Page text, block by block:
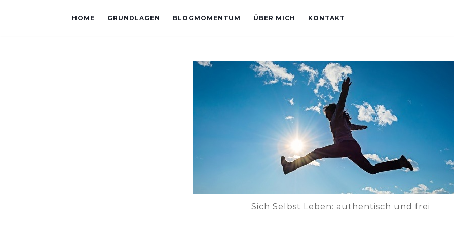
HOME GRUNDLAGEN BLOGMOMENTUM ÜBER MICH KONTAKT
Sich Selbst Leben: authentisch und frei